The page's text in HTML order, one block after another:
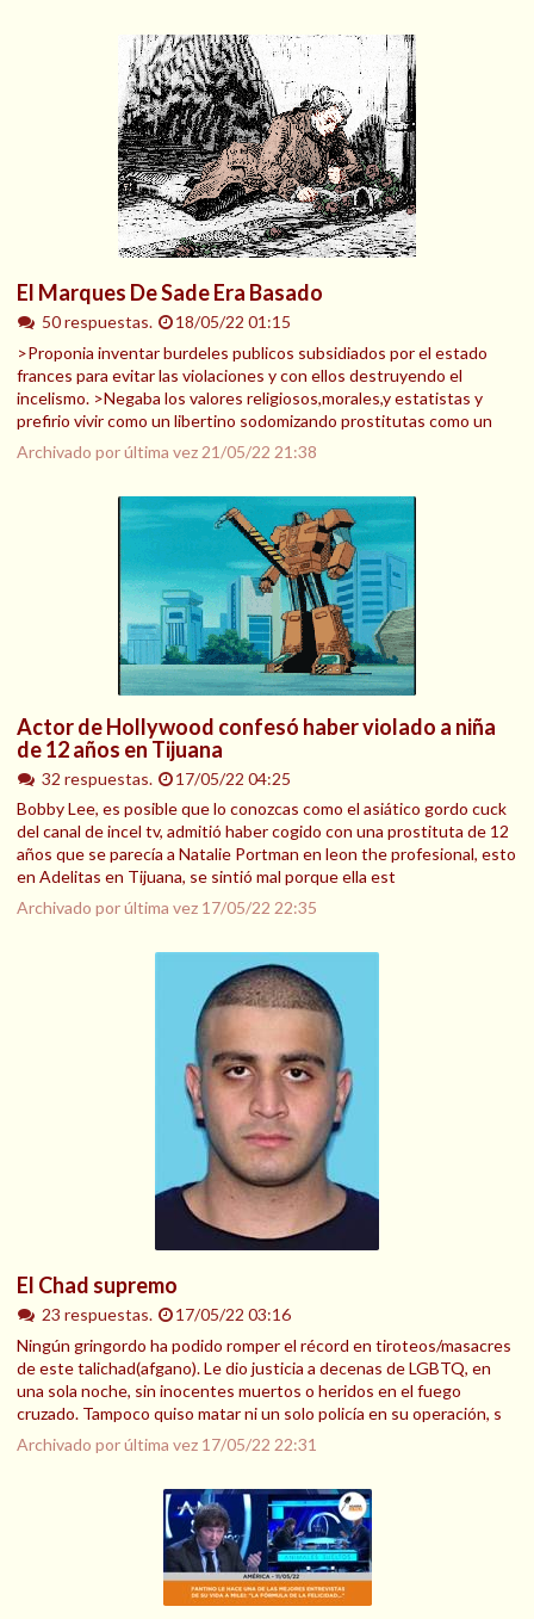
El Marques De Sade Era Basado
50 respuestas.
18/05/22 01:15
>Proponia inventar burdeles publicos subsidiados por el estado
frances para evitar las violaciones y con ellos destruyendo el
incelismo. >Negaba los valores religiosos,morales,y estatistas y
prefirio vivir como un libertino sodomizando prostitutas como un
Archivado por última vez 21/05/22 21:38
Actor de Hollywood confesó haber violado a niña
de 12 años en Tijuana
32 respuestas.
17/05/22 04:25
Bobby Lee, es posible que lo conozcas como el asiático gordo cuck
del canal de incel tv, admitió haber cogido con una prostituta de 12
años que se parecía a Natalie Portman en leon the profesional, esto
en Adelitas en Tijuana, se sintió mal porque ella est
Archivado por última vez 17/05/22 22:35
El Chad supremo
23 respuestas.
17/05/22 03:16
Ningún gringordo ha podido romper el récord en tiroteos/masacres
de este talichad(afgano). Le dio justicia a decenas de LGBTQ, en
una sola noche, sin inocentes muertos o heridos en el fuego
cruzado. Tampoco quiso matar ni un solo policía en su operación, s
Archivado por última vez 17/05/22 22:31